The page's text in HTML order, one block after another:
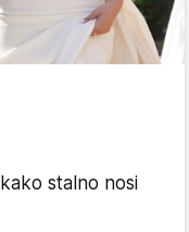
kako stalno nosi